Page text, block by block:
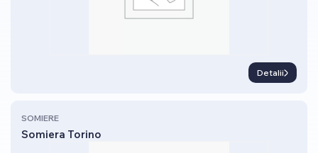
Detalii
SOMIERE
Somiera Torino